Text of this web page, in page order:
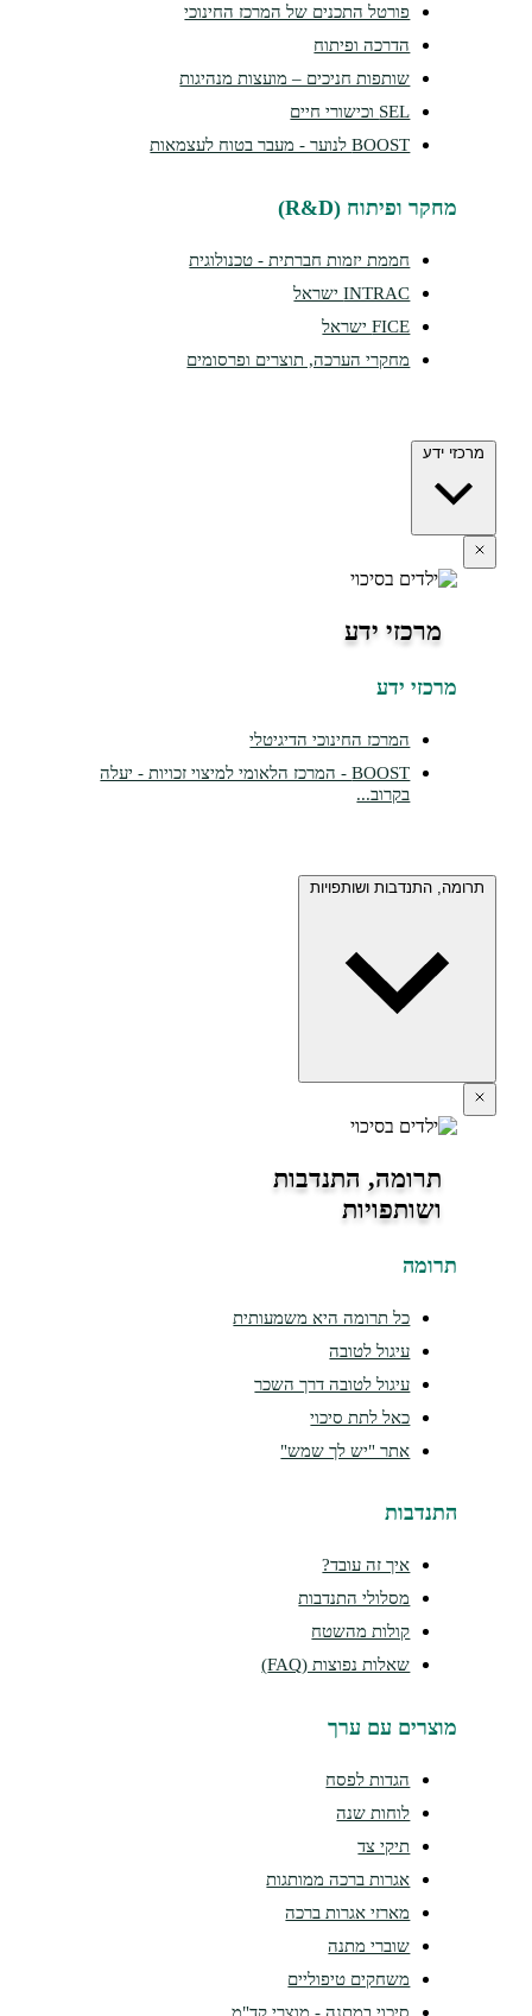
פורטל התכנים של המרכז החינוכי
הדרכה ופיתוח
שותפות חניכים – מועצות מנהיגות
SEL וכישורי חיים
BOOST לנוער - מעבר בטוח לעצמאות
מחקר ופיתוח (R&D)
חממת יזמות חברתית - טכנולוגית
INTRAC ישראל
FICE ישראל
מחקרי הערכה, תוצרים ופרסומים
מרכזי ידע
מרכזי ידע
מרכזי ידע
המרכז החינוכי הדיגיטלי
BOOST - המרכז הלאומי למיצוי זכויות - יעלה
בקרוב...
תרומה, התנדבות ושותפויות
תרומה, התנדבות
ושותפויות
תרומה
כל תרומה היא משמעותית
עיגול לטובה
עיגול לטובה דרך השכר
כאל לתת סיכוי
אתר "יש לך שמש"
התנדבות
איך זה עובד?
מסלולי התנדבות
קולות מהשטח
שאלות נפוצות (FAQ)
מוצרים עם ערך
הגדות לפסח
לוחות שנה
תיקי צד
אגרות ברכה ממותגות
מארזי אגרות ברכה
שוברי מתנה
משחקים טיפוליים